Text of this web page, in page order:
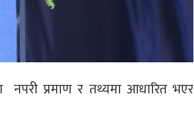
नपरी प्रमाण र तथ्यमा आधारित भएर